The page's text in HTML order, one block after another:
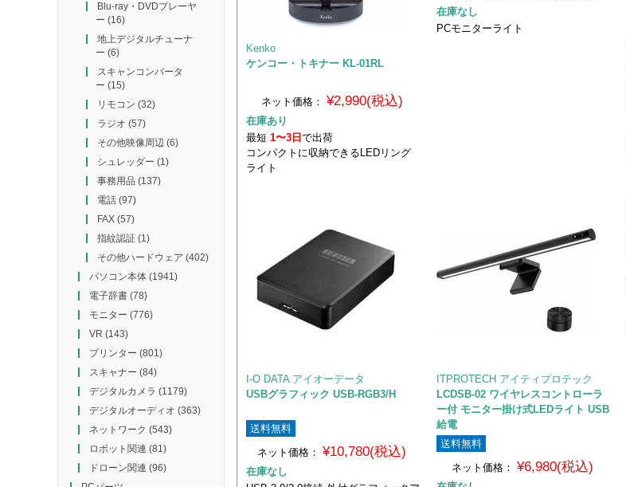
Blu-ray・DVDプレーヤ
ー (16)
地上デジタルチューナ
ー (6)
スキャンコンバータ
ー (15)
リモコン (32)
ラジオ (57)
その他映像周辺 (6)
シュレッダー (1)
事務用品 (137)
電話(97)
FAX(57)
指紋認証(1)
その他ハードウェア (402)
パソコン本体(1941)
電子辞書(78)
モニター (776)
VR (143)
プリンター (801)
スキャナー (84)
デジタルカメラ (1179)
デジタルオーディオ (363)
ネットワーク (543)
ロボット関連 (81)
ドローン関連 (96)
Kenko
ケンコー・トキナー KL-01RL
ネット価格： ¥2,990(税込)
在庫あり
最短 1〜3日 で出荷
コンパクトに収納できるLEDリング
ライト
在庫なし
PCモニターライト
I-O DATA アイオーデータ
USBグラフィック USB-RGB3/H
送料無料
ネット価格：
¥10,780(税込)
在庫なし
ITPROTECH アイティプロテック
LCDSB-02 ワイヤレスコントローラ
ー付 モニター掛け式LEDライト USB
給電
送料無料
ネット価格： ¥6,980(税込)